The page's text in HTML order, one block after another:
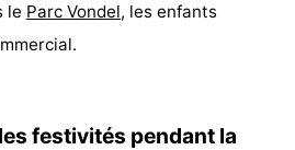
le Parc Vondel, les enfants
festivités pendant la